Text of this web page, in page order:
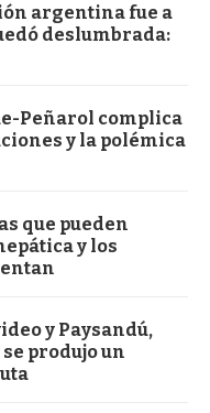
argentina fue a
deslumbrada:
Peñarol complica
y la polémica
que pueden
y los
y Paysandú,
produjo un